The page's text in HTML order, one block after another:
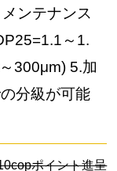
ンテナンス
～1.
300μm) 5.加
分級が可能
ポイント進呈